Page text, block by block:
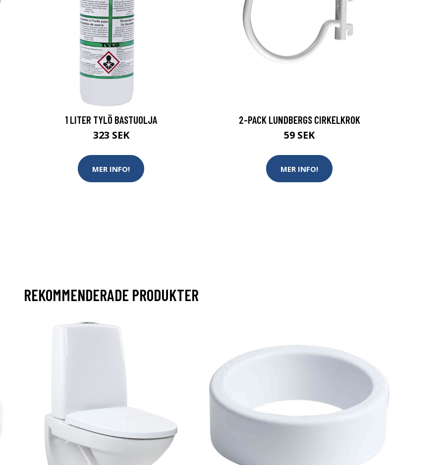
1 LITER TYLÖ BASTUOLJA
323 SEK
MER INFO!
2-PACK LUNDBERGS CIRKELKROK
59 SEK
MER INFO!
REKOMMENDERADE PRODUKTER